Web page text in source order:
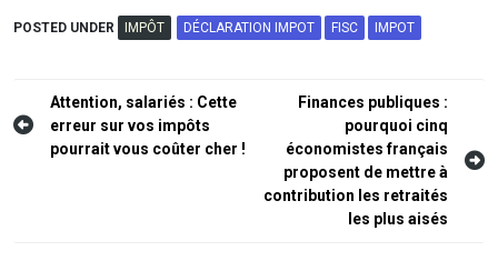
POSTED UNDER IMPÔT DÉCLARATION IMPOT FISC IMPOT
Navigation
de
Attention, salariés : Cette
erreur sur vos impôts
pourrait vous coûter cher !
Finances publiques :
pourquoi cinq
économistes français
proposent de mettre à
contribution les retraités
les plus aisés